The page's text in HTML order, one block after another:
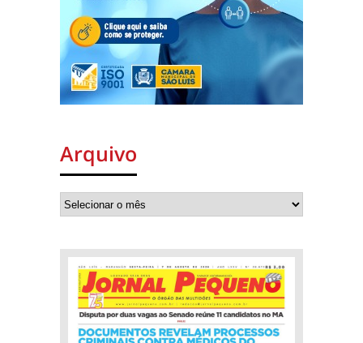
Arquivo